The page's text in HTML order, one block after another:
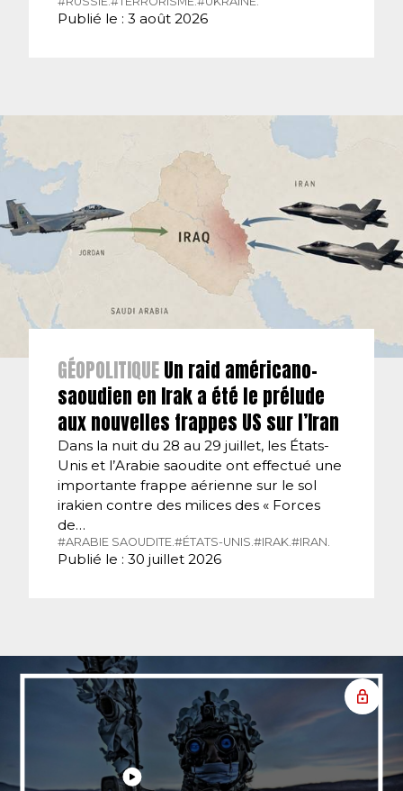
Publié le : 3 août 2026
GÉOPOLITIQUEUn raid américano-
saoudien en Irak a été le prélude
aux nouvelles frappes US sur l’Iran
Dans la nuit du 28 au 29 juillet, les États-
Unis et l’Arabie saoudite ont effectué une
importante frappe aérienne sur le sol
irakien contre des milices des « Forces
de…
#ARABIE SAOUDITE. #ÉTATS-UNIS. #IRAK. #IRAN.
Publié le : 30 juillet 2026